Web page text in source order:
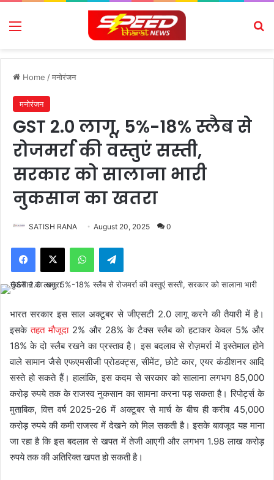
Menu
Home /मनोरंजन
मनोरंजन
GST 2.0 लागू, 5%-18% स्लैब से
रोजमर्रा की वस्तुएं सस्ती,
सरकार को सालाना भारी
नुकसान का खतरा
SATISH RANA August 20, 2025 0
Facebook
X WhatsAppTelegram
भारत सरकार इस साल अक्टूबर से जीएसटी 2.0 लागू करने की तैयारी में है।
इसकेतहत मौजूदा2% और 28% के टैक्स स्लैब को हटाकर केवल 5% और
18% के दो स्लैब रखने का प्रस्ताव है। इस बदलाव से रोज़मर्रा में इस्तेमाल होने
वाले सामान जैसे एफएमसीजी प्रोडक्ट्स, सीमेंट, छोटे कार, एयर कंडीशनर आदि
सस्ते हो सकते हैं। हालांकि, इस कदम से सरकार को सालाना लगभग 85,000
करोड़ रुपये तक के राजस्व नुकसान का सामना करना पड़ सकता है। रिपोर्ट्स के
मुताबिक, वित्त वर्ष 2025-26 में अक्टूबर से मार्च के बीच ही करीब 45,000
करोड़ रुपये की कमी राजस्व में देखने को मिल सकती है। इसके बावजूद यह माना
जा रहा है कि इस बदलाव से खपत में तेजी आएगी और लगभग 1.98 लाख करोड़
रुपये तक की अतिरिक्त खपत हो सकती है।